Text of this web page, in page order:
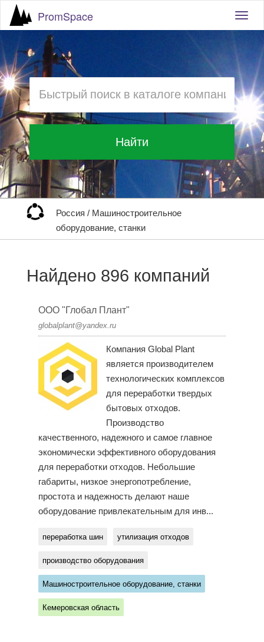
PromSpace
Найти
Россия / Машиностроительное
оборудование, станки
Найдено 896 компаний
ООО "Глобал Плант"
globalplant@yandex.ru
Компания Global Plant
является производителем
технологических комплексов
для переработки твердых
бытовых отходов.
Производство
качественного, надежного и самое главное
экономически эффективного оборудования
для переработки отходов. Небольшие
габариты, низкое энергопотребление,
простота и надежность делают наше
оборудование привлекательным для инв...
переработка шин утилизация отходов
производство оборудования
Машиностроительное оборудование, станки
Кемеровская область